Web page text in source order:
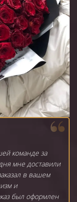
команде за
мне доставили
в вашем
и
был оформлен